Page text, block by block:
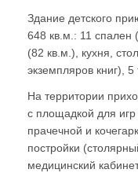
Здание детского
648 кв.м.: 11 спален
(82 кв.м.), кухня,
экземпляров книг), 5
На территории
с площадкой для
прачечной и
постройки
медицинский